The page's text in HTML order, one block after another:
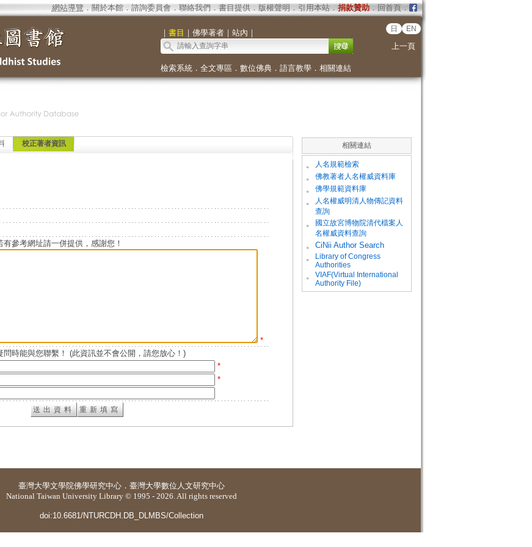
網站導覽 ． 關於本館． 諮詢委員會． 聯絡我們 ． 書目提供． 版權聲明 ． 引用本站． 捐款贊助．回首頁．
｜ 書目 ｜ 佛學著者｜ 站內 ｜ 日 EN
上一頁
檢索系統． 全文專區 ． 數位佛典． 語言教學． 相關連結
校正著者資訊
參考網址請一併提供，感謝您！
*
時能與您聯繫！ (此資訊並不會公開，請您放心！)
*
*
相關連結
。 人名規範檢索
。 佛教著者人名權威資料庫
。 佛學規範資料庫
。
人名權威明清人物傳記資料
查詢
。
國立故宮博物院清代檔案人
名權威資料查詢
。
CiNii Author Search
。
Library of Congress
Authorities
。
VIAF(Virtual International
Authority File)
臺灣大學文學院佛學研究中心 ． 臺灣大學數位人文研究中心
National Taiwan University Library © 1995 - 2026. All rights reserved
doi:10.6681/NTURCDH.DB_DLMBS/Collection